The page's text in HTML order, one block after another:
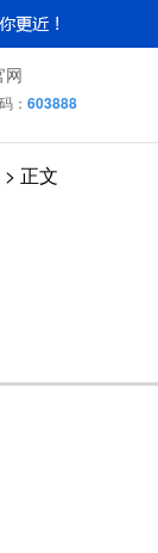
网
： 603888
> 正文